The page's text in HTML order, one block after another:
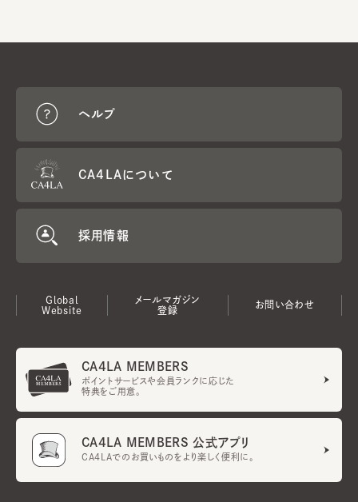
ヘルプ
CA4LAについて
採用情報
Global
Website
メールマガジン
登録
お問い合わせ
CA4LA MEMBERS
ポイントサービスや会員ランクに応じた
特典をご用意。
CA4LA MEMBERS 公式アプリ
CA4LAでのお買いものをより楽しく便利に。